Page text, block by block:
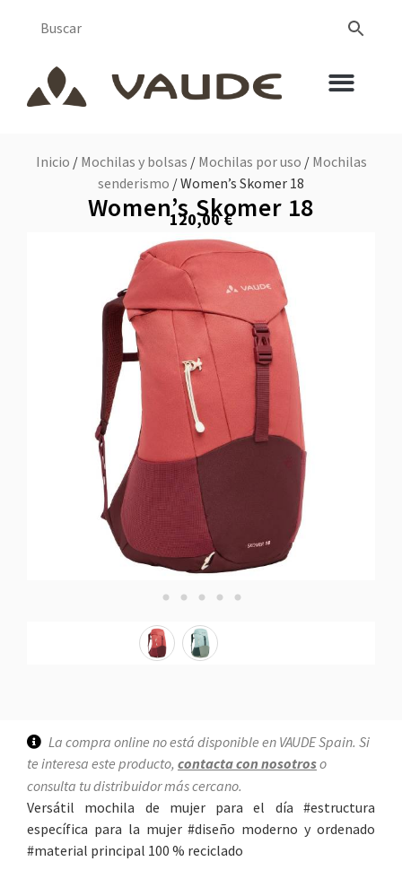
Inicio /Mochilas y bolsas /Mochilas por uso /Mochilas
senderismo / Women’s Skomer 18
Women’s Skomer 18
120,00€
La compra online no está disponible en VAUDE Spain. Si
te interesa este producto, contacta con nosotroso
consulta tu distribuidor más cercano.
Versátil mochila de mujer para el día #estructura
específica para la mujer #diseño moderno y ordenado
#material principal 100 % reciclado